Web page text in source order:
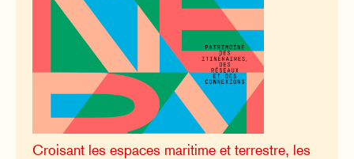
Croisant les espaces maritime et terrestre, les